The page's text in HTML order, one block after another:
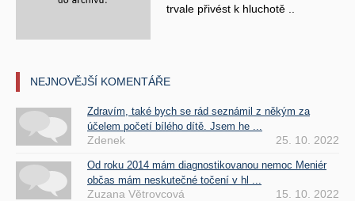
trvale přivést k hluchotě ..
NEJNOVĚJŠÍ KOMENTÁŘE
Zdravím, také bych se rád seznámil z někým za
účelem početí bílého dítě. Jsem he ...
Zdenek 25. 10. 2022
Od roku 2014 mám diagnostikovanou nemoc Meniér
občas mám neskutečné točení v hl ...
Zuzana Větrovcová 15. 10. 2022